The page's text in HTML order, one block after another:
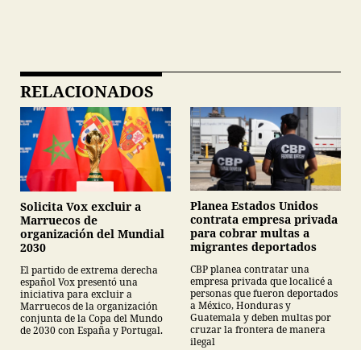
RELACIONADOS
Solicita Vox excluir a
Marruecos de
organización del Mundial
2030
El partido de extrema derecha
español Vox presentó una
iniciativa para excluir a
Marruecos de la organización
conjunta de la Copa del Mundo
de 2030 con España y Portugal.
Planea Estados Unidos
contrata empresa privada
para cobrar multas a
migrantes deportados
CBP planea contratar una
empresa privada que localicé a
personas que fueron deportados
a México, Honduras y
Guatemala y deben multas por
cruzar la frontera de manera
ilegal